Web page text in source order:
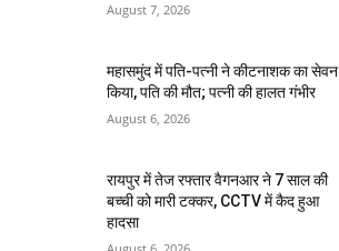
August 7, 2026
महासमुंद में पति-पत्नी ने कीटनाशक का सेवन
किया, पति की मौत; पत्नी की हालत गंभीर
August 6, 2026
रायपुर में तेज रफ्तार वैगनआर ने 7 साल की
बच्ची को मारी टक्कर, CCTV में कैद हुआ
हादसा